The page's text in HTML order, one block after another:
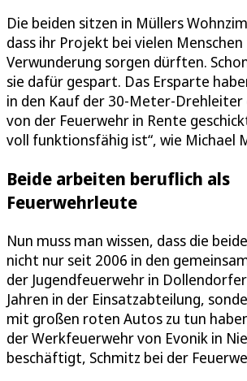
Die beiden sitzen in Müllers
dass ihr Projekt bei vielen
Verwunderung sorgen dürften.
sie dafür gespart. Das Ersparte
in den Kauf der 30-Meter-
von der Feuerwehr in Rente
voll funktionsfähig ist“, wie Michael
Beide arbeiten beruflich als
Feuerwehrleute
Nun muss man wissen, dass die
nicht nur seit 2006 in den
der Jugendfeuerwehr in
Jahren in der Einsatzabteilung,
mit großen roten Autos zu tun
der Werkfeuerwehr von Evonik in
beschäftigt, Schmitz bei der